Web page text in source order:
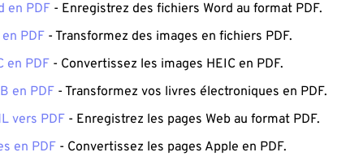
en PDF - Enregistrez des fichiers Word au format PDF.
PDF - Transformez des images en fichiers PDF.
en PDF - Convertissez les images HEIC en PDF.
en PDF - Transformez vos livres électroniques en PDF.
vers PDF - Enregistrez les pages Web au format PDF.
en PDF - Convertissez les pages Apple en PDF.